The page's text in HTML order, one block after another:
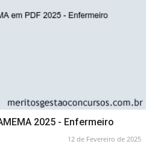
2025 - Enfermeiro
12 de Fevereiro de 2025